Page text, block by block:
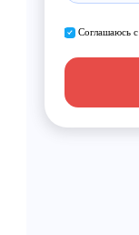
Соглашаюсь с